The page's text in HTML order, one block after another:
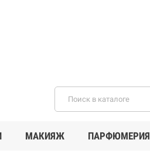
МАКИЯЖ ПАРФЮМЕРИЯ